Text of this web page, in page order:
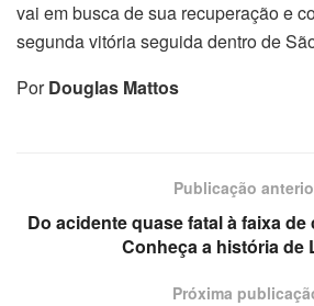
vai em busca de sua recuperação e
segunda vitória seguida dentro de
PorDouglas Mattos
Publicação
Do acidente quase fatal à faixa
Conheça a história de
Próxima